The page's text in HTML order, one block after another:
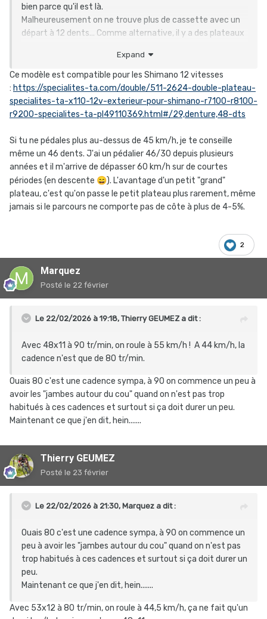
bien parce qu'il est là.
Malheureusement on ne trouve plus de cassette avec un
départ à 12 dents... Comme alternative, il y a des plateaux
Merci
Expand
Ce modèle est compatible pour les Shimano 12 vitesses
: https://specialites-ta.com/double/511-2624-double-plateau-
specialites-ta-x110-12v-exterieur-pour-shimano-r7100-r8100-
r9200-specialites-ta-pl49110369.html#/29,denture,48-dts
Si tu ne pédales plus au-dessus de 45 km/h, je te conseille
même un 46 dents. J'ai un pédalier 46/30 depuis plusieurs
années et il m'arrive de dépasser 60 km/h sur de courtes
périodes (en descente 😄). L'avantage d'un petit "grand"
plateau, c'est qu'on passe le petit plateau plus rarement, même
jamais si le parcours ne comporte pas de côte à plus de 4-5%.
2
Marquez
Posté le 22 février
Le 22/02/2026 à 19:18, Thierry GEUMEZ a dit :
Avec 48x11 à 90 tr/min, on roule à 55 km/h ! A 44 km/h, la
cadence n'est que de 80 tr/min.
Ouais 80 c'est une cadence sympa, à 90 on commence un peu à
avoir les "jambes autour du cou" quand on n'est pas trop
habitués à ces cadences et surtout si ça doit durer un peu.
Maintenant ce que j'en dit, hein.......
Thierry GEUMEZ
Posté le 23 février
Le 22/02/2026 à 21:30, Marquez a dit :
Ouais 80 c'est une cadence sympa, à 90 on commence un
peu à avoir les "jambes autour du cou" quand on n'est pas
trop habitués à ces cadences et surtout si ça doit durer un
peu.
Maintenant ce que j'en dit, hein.......
Avec 53x12 à 80 tr/min, on roule à 44,5 km/h, ça ne fait qu'un